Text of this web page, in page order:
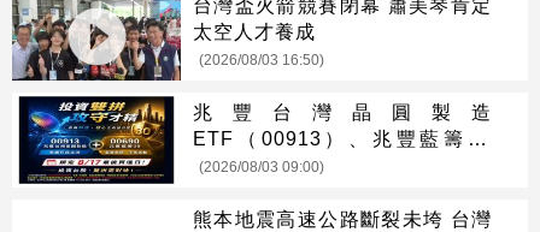
台灣盃火箭競賽閉幕 蕭美琴肯定
太空人才養成
(2026/08/03 16:50)
兆豐台灣晶圓製造
ETF（00913）、兆豐藍籌30
ETF（00690） 最新配息時程出
(2026/08/03 09:00)
熊本地震高速公路斷裂未垮 台灣